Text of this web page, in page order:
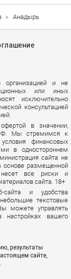
Анадырь
организацией и не
или иных
исключительно
консультацией
в значении,
Мы стремимся к
финансовых
в одностороннем
сайта не
основе размещенной
несет все риски и
сайта. 18+
сайта и удобства
текстовые
можете управлять
вашего
результаты
сайте,